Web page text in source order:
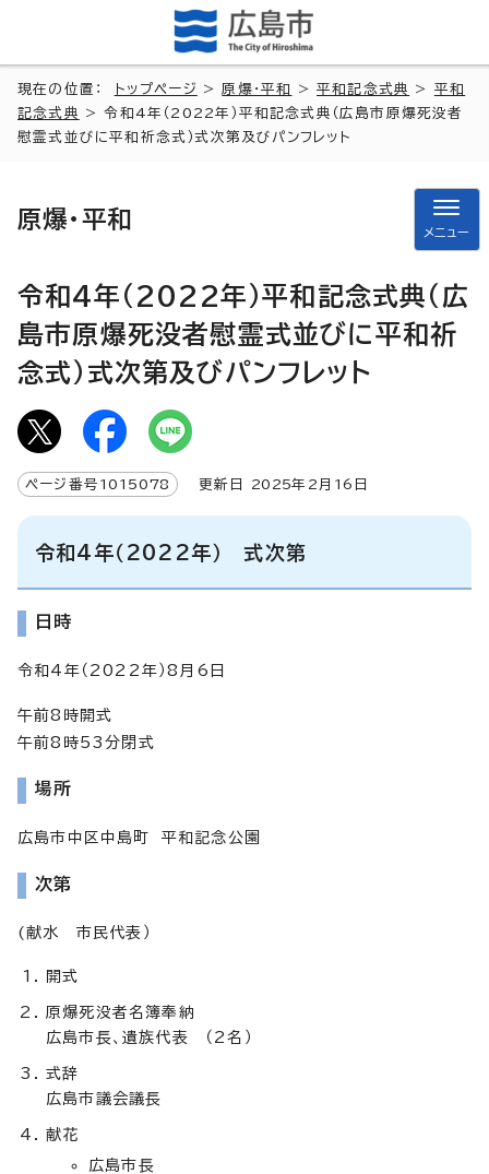
現在の位置： トップページ >原爆・平和 >平和記念式典 > 平和
記念式典
> 令和4年（2022年）平和記念式典（広島市原爆死没者
慰霊式並びに平和祈念式）式次第及びパンフレット
原爆・平和
メニュー
令和4年（2022年）平和記念式典（広
島市原爆死没者慰霊式並びに平和祈
念式）式次第及びパンフレット
ページ番号 1015078 更新日 2025年2月 16 日
令和4年（2022年） 式次第
日時
令和4年（2022年）8月6日
午前8時開式
午前8時53分閉式
場所
広島市中区中島町 平和記念公園
次第
(献水 市民代表）
開式
原爆死没者名簿奉納
広島市長、遺族代表 （2名）
式辞
広島市議会議長
献花
広島市長